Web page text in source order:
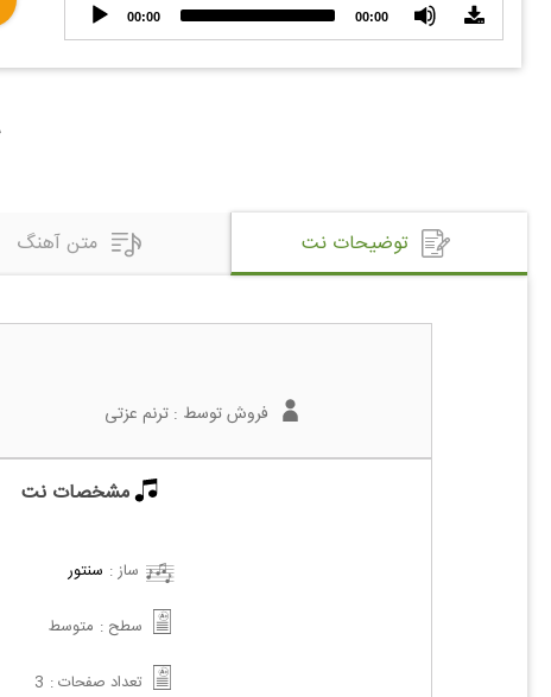
Audio
Player
00:00 00:00
توضیحات نت متن آهنگ
فروش توسط :ترنم عزتی
مشخصات نت
ساز : سنتور
سطح : متوسط
تعداد صفحات : 3